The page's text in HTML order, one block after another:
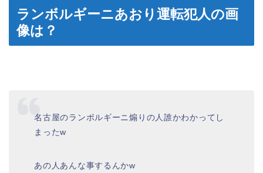
ランボルギーニあおり運転犯人の画
像は？
名古屋のランボルギーニ煽りの人誰かわかってし
まったw
あの人あんな事するんかw